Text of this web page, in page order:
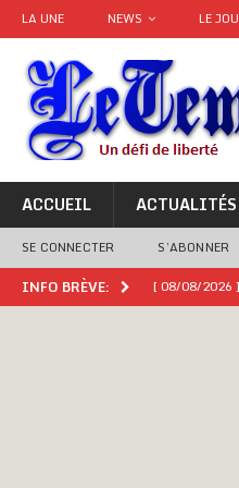
LA UNE NEWS LE
ACCUEIL ACTUALITÉS
SE CONNECTER S’ABONNER
INFO BRÈVE: [ 08/08/2026 ]